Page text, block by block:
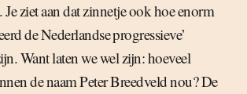
ziet aan dat zinnetje ook hoe enorm
de Nederlandse progressieve’
Want laten we wel zijn: hoeveel
de naam Peter Breedveld nou? De